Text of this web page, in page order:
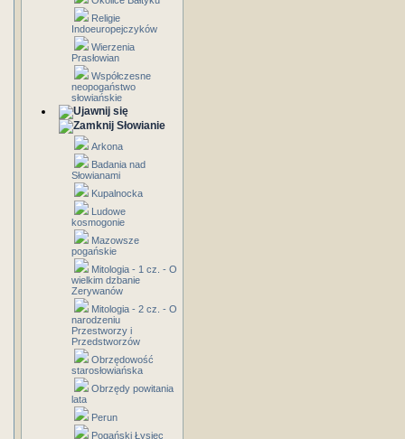
Religie
Indoeuropejczyków
Wierzenia
Prasłowian
Współczesne
neopogaństwo
słowiańskie
Słowianie
Arkona
Badania nad
Słowianami
Kupalnocka
Ludowe
kosmogonie
Mazowsze
pogańskie
Mitologia - 1 cz. - O
wielkim dzbanie
Zerywanów
Mitologia - 2 cz. - O
narodzeniu
Przestworzy i
Przedstworzów
Obrzędowość
starosłowiańska
Obrzędy powitania
lata
Perun
Pogański Łysiec